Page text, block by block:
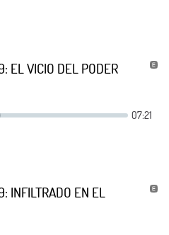
EL VICIO DEL PODER
INFILTRADO EN EL